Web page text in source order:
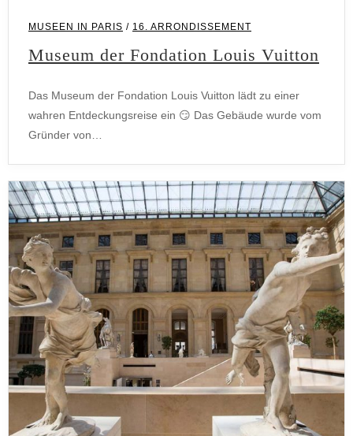
MUSEEN IN PARIS / 16. ARRONDISSEMENT
Museum der Fondation Louis Vuitton
Das Museum der Fondation Louis Vuitton lädt zu einer
wahren Entdeckungsreise ein 😏 Das Gebäude wurde vom
Gründer von…